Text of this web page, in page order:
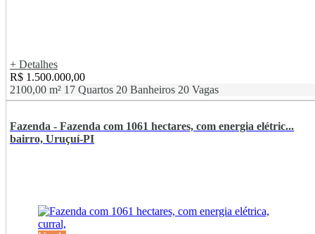
+ Detalhes
R$ 1.500.000,00
2100,00 m² 17 Quartos 20 Banheiros 20 Vagas
Fazenda - Fazenda com 1061 hectares, com energia elétric...
bairro, Uruçuí-PI